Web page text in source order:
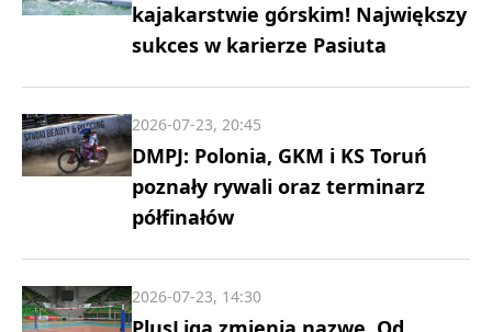
kajakarstwie górskim! Największy
sukces w karierze Pasiuta
DMPJ: Polonia, GKM i KS Toruń
poznały rywali oraz terminarz
półfinałów
2026-07-23, 20:45
2026-07-23, 14:30